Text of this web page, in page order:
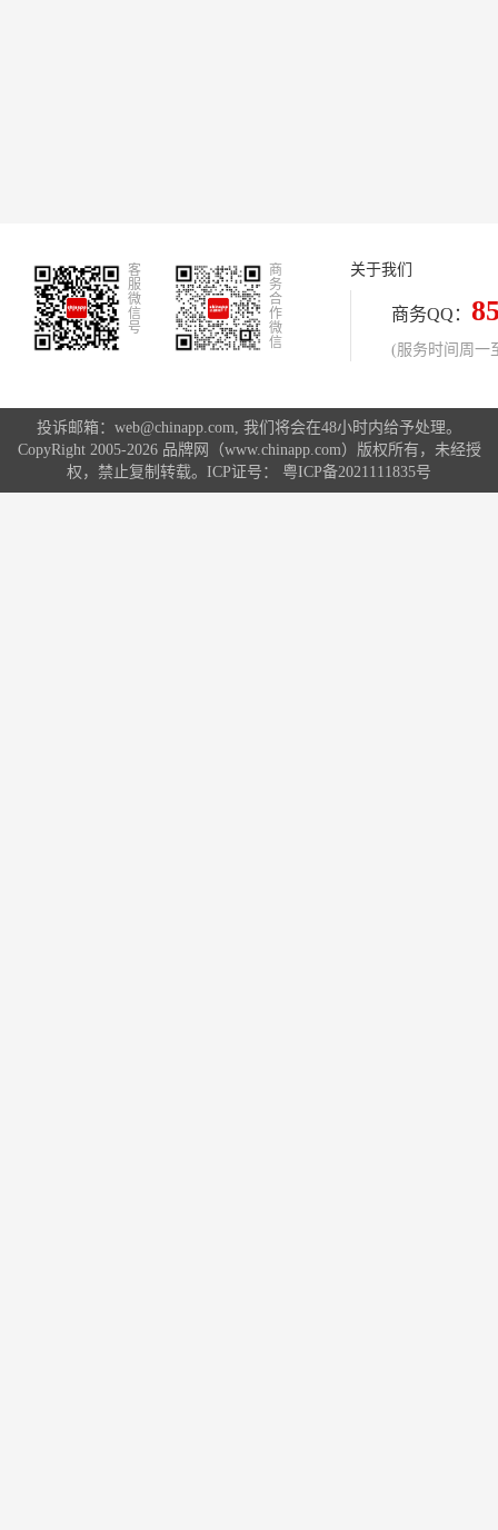
客
服
微
信
号
商
务
合
作
微
信
关于我们
商务QQ：
(服务时间周一
投诉邮箱：web@chinapp.com, 我们将会在48小时内给予处理。
CopyRight 2005-2026 品牌网（www.chinapp.com）版权所有，未经授
权，禁止复制转载。ICP证号： 粤ICP备2021111835号